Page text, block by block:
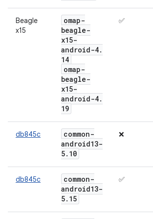
Beagle
x15
omap-
beagle-
x15-
android-4.
14
omap-
beagle-
x15-
android-4.
19
✅
db845c
common-
android13-
5. 10
❌
db845c
common-
android13-
5. 15
✅